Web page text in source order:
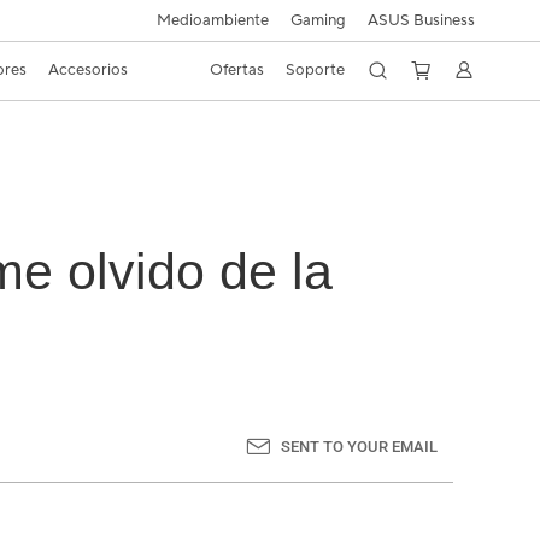
Medioambiente Gaming ASUS Business
Accesorios Ofertas Soporte
olvido de la
SENT TO YOUR EMAIL